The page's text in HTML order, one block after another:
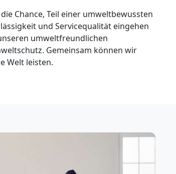
Chance, Teil einer umweltbewussten
und Servicequalität eingehen
umweltfreundlichen
Gemeinsam können wir
Welt leisten.